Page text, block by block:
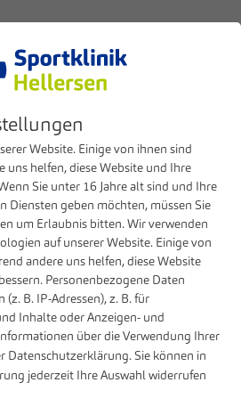
Auszeichnung für die Sportklinik Hellersen
für die
und Top Rated
2025 bestätigen erneut
Website. Einige von ihnen sind
uns helfen, diese Website und Ihre
Sie unter 16 Jahre alt sind und Ihre
Diensten geben möchten, müssen Sie
um Erlaubnis bitten. Wir verwenden
auf unserer Website. Einige von
andere uns helfen, diese Website
Personenbezogene Daten
B. IP-Adressen), z. B. für
Inhalte oder Anzeigen- und
über die Verwendung Ihrer
Datenschutzerklärung. Sie können in
jederzeit Ihre Auswahl widerrufen